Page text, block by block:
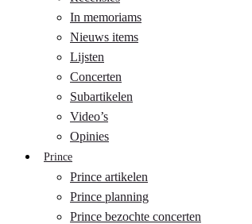
In memoriams
Nieuws items
Lijsten
Concerten
Subartikelen
Video’s
Opinies
Prince
Prince artikelen
Prince planning
Prince bezochte concerten